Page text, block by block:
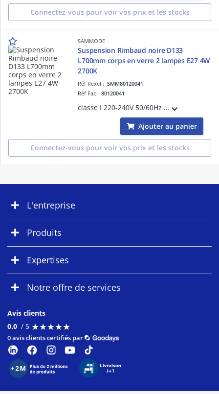
Connectez-vous pour voir vos prix et les stocks
SAMMODE
Suspension Rimbaud noire D133
L700mm corps en verre 2 lampes E27 4W
2700K
Réf Rexel :SMM80120041
Réf Fab :80120041
classe I 220-240V 50/60Hz Ta 30°C IP66/IP68/IP69K IK07 garantie 5 ans bandeaux à grenouillère inox marine 316L équipé de 3m de câble 3G1,5 2 grilles brise-flux noires réflecteur silver
Ajouter au panier
Connectez-vous pour voir vos prix et les stocks
L'entreprise
Produits
Expertises
Notre offre de services
Avis clients
0.0 / 5 ★★★★★
★★★★★
0 avis clients certifiés par